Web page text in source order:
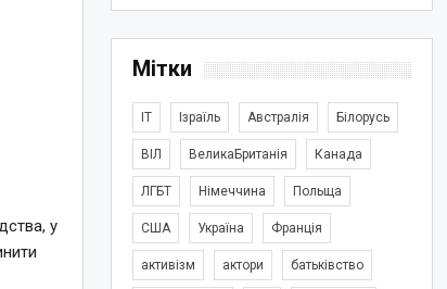
у
Мітки
IT Ізраїль Австралія Білорусь
ВІЛ ВеликаБританія Канада
ЛГБТ Німеччина Польща
США Україна Франція
активізм актори батьківство